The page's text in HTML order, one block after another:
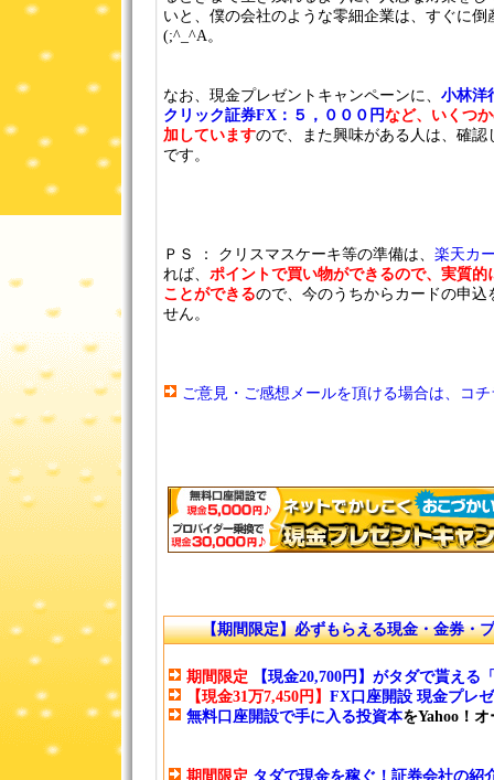
いと、僕の会社のような零細企業は、すぐに
(;^_^A。
なお、現金プレゼントキャンペーンに、 小林洋
クリック証券FX：５，０００円など、いくつ
加していますので、また興味がある人は、確
です。
ＰＳ ： クリスマスケーキ等の準備は、 楽天カ
れば、 ポイントで買い物ができるので、実質
ことができるので、今のうちからカードの申
せん。
ご意見・ご感想メールを頂ける場合は、コ
【期間限定】必ずもらえる現金・金券・
期間限定
【現金20,700円】がタダで貰える
【現金31万7,450円】 FX口座開設 現金プレ
無料口座開設で手に入る投資本をYahoo！
期間限定 タダで現金を稼ぐ！証券会社の紹